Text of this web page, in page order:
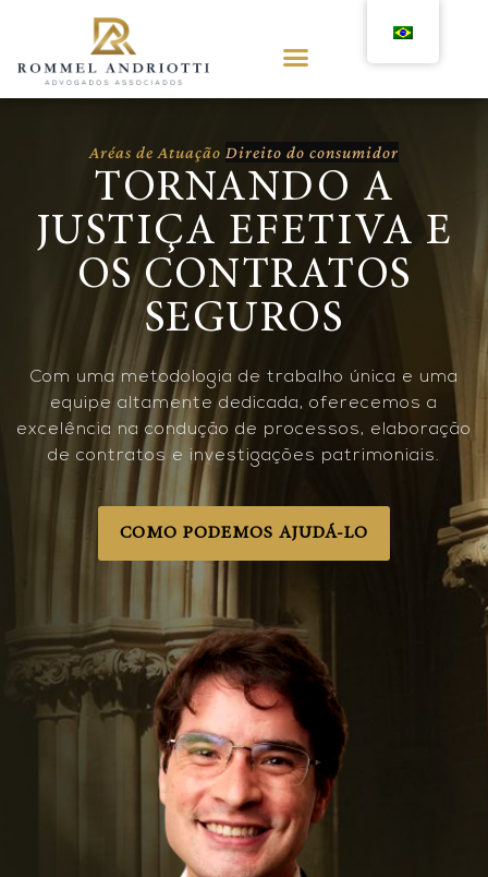
Aréas de Atuação In ves tigaçã
TORNANDO A
JUSTIÇA EFETIVA E
OS CONTRATOS
SEGUROS
Com uma metodologia de trabalho única e uma
equipe altamente dedicada, oferecemos a
excelência na condução de processos, elaboração
de contratos e investigações patrimoniais.
COMO PODEMOS AJUDÁ-LO